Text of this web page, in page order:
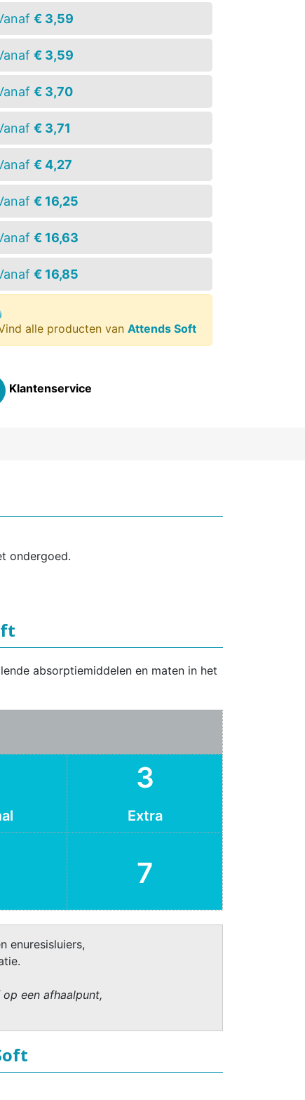
€ 3,59
€ 3,59
€ 3,70
€ 3,71
€ 4,27
€ 16,25
€ 16,63
€ 16,85
alle producten van Attends Soft
Klantenservice
ondergoed.
absorptiemiddelen en maten in het
3
Extra
7
enuresisluiers,
een afhaalpunt,